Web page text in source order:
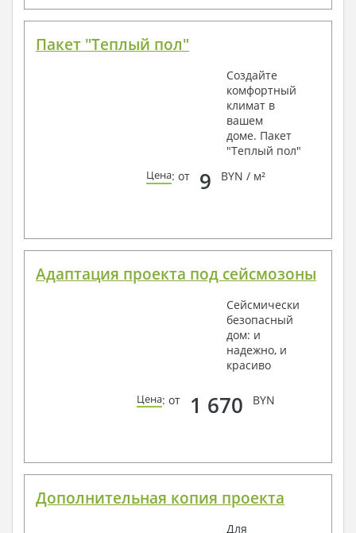
Пакет "Теплый пол"
Создайте
комфортный
климат в
вашем
доме. Пакет
"Теплый пол"
Цена: от 9 BYN / м²
Адаптация проекта под сейсмозоны
Сейсмически
безопасный
дом: и
надежно, и
красиво
Цена: от 1 670 BYN
Дополнительная копия проекта
Для